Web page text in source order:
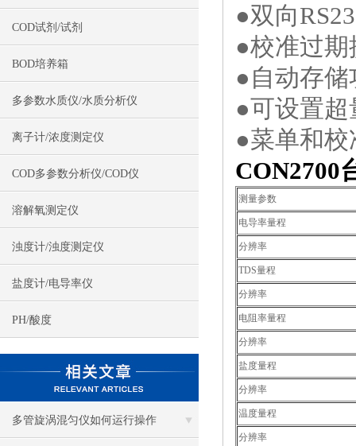
COD试剂/试剂
BOD培养箱
多参数水质仪/水质分析仪
离子计/浓度测定仪
COD多参数分析仪/COD仪
溶解氧测定仪
浊度计/浊度测定仪
盐度计/电导率仪
PH/酸度
多管旋涡混匀仪如何运行操作
●双向
●校准过
●自动存
●可设置
●菜单和
CON2700
测量参数
电导率量程
分辨率
TDS量程
分辨率
电阻率量程
分辨率
盐度量程
分辨率
温度量程
分辨率